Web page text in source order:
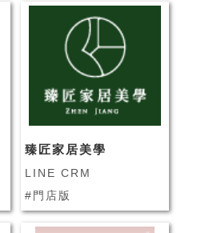
臻匠家居美學
LINE CRM
#門店版